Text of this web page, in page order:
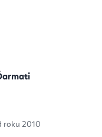
roku 2010